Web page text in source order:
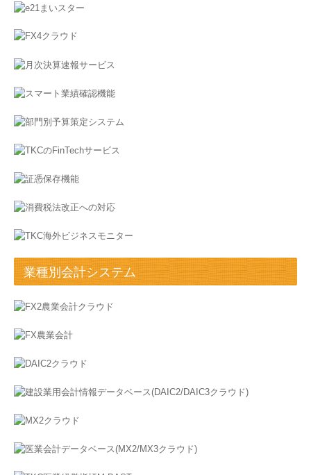
相続税・資産税
事業承継
企業防衛
創業支援・会社設立
契約について
顧問契約の流れ
採用情報
採用メッセージ
スタッフインタビュー
キャリアアップ・教育制度
募集要項
よくある質問
お問い合わせ
プライバシーポリシー
業種別会計システム